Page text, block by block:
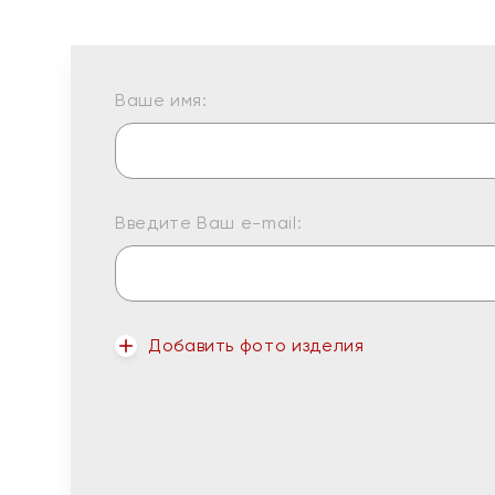
Ваше имя:
Введите Ваш e-mail:
Добавить фото изделия